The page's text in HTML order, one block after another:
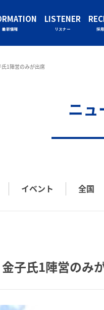
最新情報
LISTENER
リスナー 採
1陣営のみが出席
ニュ
イベント 全国
子氏1陣営のみ